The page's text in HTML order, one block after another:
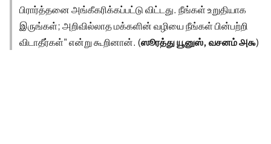
பிரார்த்தனை அங்கீகரிக்கப்பட்டு விட்டது. நீங்கள் உறுதியாக
இருங்கள்; அறிவில்லாத மக்களின் வழியை நீங்கள் பின்பற்றி
விடாதீர்கள்" என்று கூறினான். (ஸூரத்து யூனுஸ், வசனம் ௮௯)